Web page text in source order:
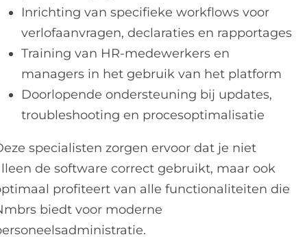
Inrichting van specifieke workflows voor
verlofaanvragen, declaraties en rapportages
Training van HR-medewerkers en
managers in het gebruik van het platform
Doorlopende ondersteuning bij updates,
troubleshooting en procesoptimalisatie
specialisten zorgen ervoor dat je niet
de software correct gebruikt, maar ook
profiteert van alle functionaliteiten die
biedt voor moderne